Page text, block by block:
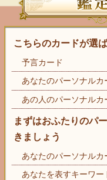
こちらのカードが選
予言カード
あなたのパーソナルカ
あの人のパーソナルカ
まずはおふたりのパ
きましょう
あなたのパーソナルカ
あなたを表すキーワー